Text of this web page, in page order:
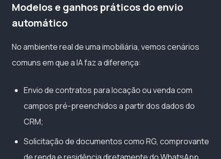
Modelos e ganhos práticos do envio
automático
No ambiente real de uma imobiliária, vemos cenários
comuns em que a IA faz a diferença:
Envio de contratos para locação ou venda com
campos pré-preenchidos a partir dos dados do
CRM;
Solicitação de documentos como RG, comprovante